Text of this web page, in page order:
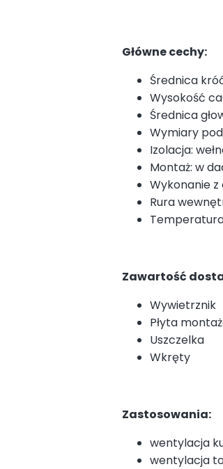
Główne cechy:
Średnica
Wysokość
Średnica
Wymiary
Izolacja:
Montaż: w
Wykonanie
Rura
Zawartość
Wywietrznik
Płyta
Uszczelka
Wkręty
Zastosowania:
wentylacja
wentylacja